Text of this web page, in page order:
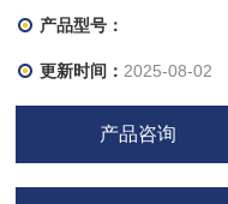
物体的材料特性。可非接
产品型号：
更新时间： 2025-08-02
产品咨询